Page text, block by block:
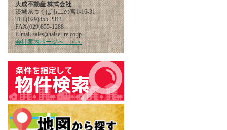
大成不動産 株式会社
茨城県つくば市二の宮1-16-31
TEL(029)855-2311
FAX(029)855-1288
E-mailpj.oc.er-iesiat@selas
会社案内ページへ ＞＞